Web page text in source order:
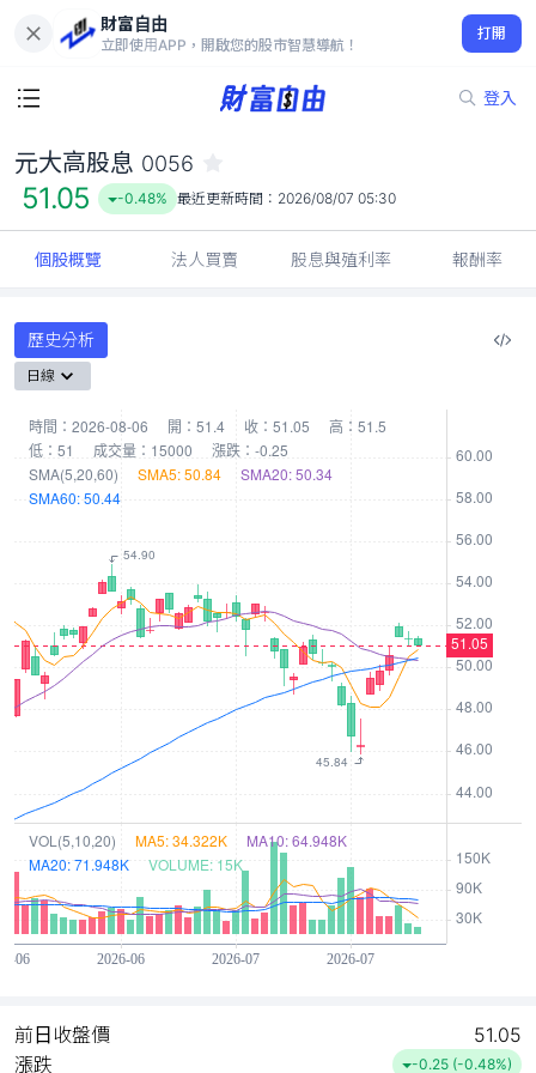
財富自由
立即使用APP，開啟您的股市智慧導航！
打開
登入
51.05
-0.48%
元大高股息 0056
51.05 -0.48% 最近更新時間： 2026/08/07 05:30
個股概覽 法人買賣 股息與殖利率 報酬率
歷史分析
日線
前日收盤價
51.05
漲跌
-0.25 (-0.48%)